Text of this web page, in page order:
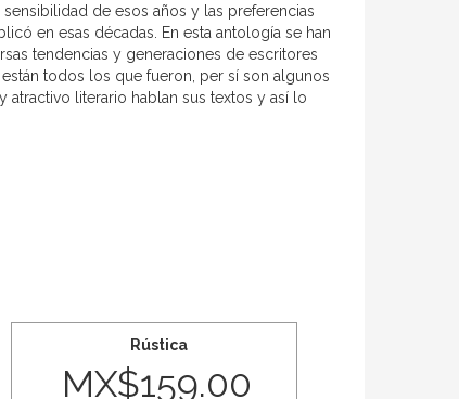
de esos años y las preferencias
en esas décadas. En esta antología se han
tendencias y generaciones de escritores
todos los que fueron, per sí son algunos
literario hablan sus textos y así lo
Rústica
MX$159.00